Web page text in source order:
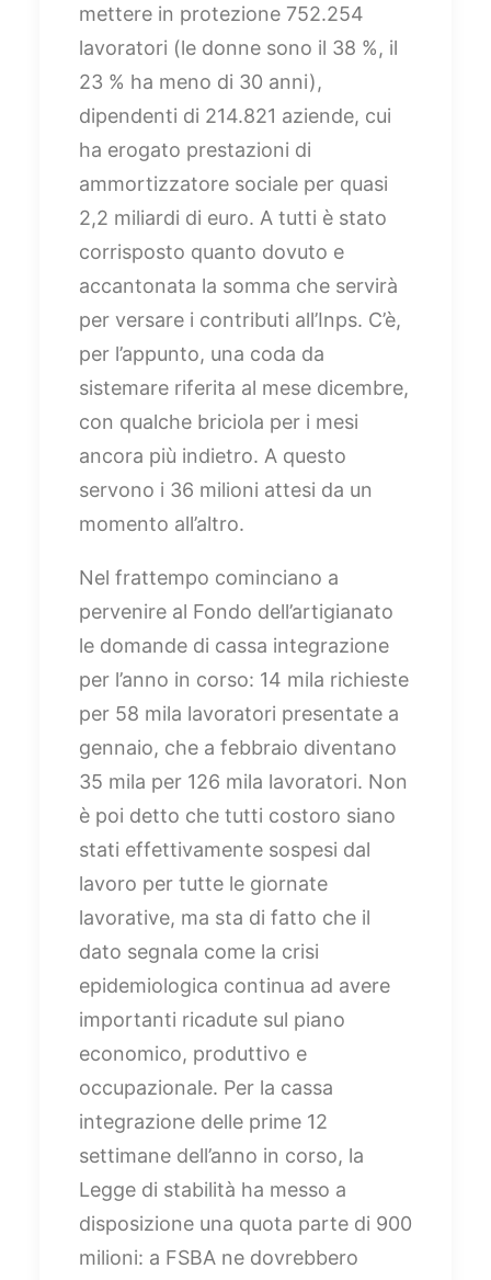
mettere in protezione 752.254
lavoratori (le donne sono il 38 %, il
23 % ha meno di 30 anni),
dipendenti di 214.821 aziende, cui
ha erogato prestazioni di
ammortizzatore sociale per quasi
2,2 miliardi di euro. A tutti è stato
corrisposto quanto dovuto e
accantonata la somma che servirà
per versare i contributi all’Inps. C’è,
per l’appunto, una coda da
sistemare riferita al mese dicembre,
con qualche briciola per i mesi
ancora più indietro. A questo
servono i 36 milioni attesi da un
momento all’altro.
Nel frattempo cominciano a
pervenire al Fondo dell’artigianato
le domande di cassa integrazione
per l’anno in corso: 14 mila richieste
per 58 mila lavoratori presentate a
gennaio, che a febbraio diventano
35 mila per 126 mila lavoratori. Non
è poi detto che tutti costoro siano
stati effettivamente sospesi dal
lavoro per tutte le giornate
lavorative, ma sta di fatto che il
dato segnala come la crisi
epidemiologica continua ad avere
importanti ricadute sul piano
economico, produttivo e
occupazionale. Per la cassa
integrazione delle prime 12
settimane dell’anno in corso, la
Legge di stabilità ha messo a
disposizione una quota parte di 900
milioni: a FSBA ne dovrebbero